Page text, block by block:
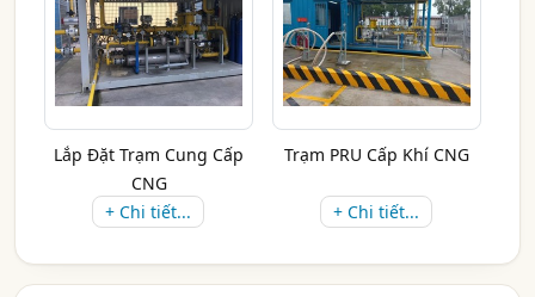
Lắp Đặt Trạm Cung Cấp
CNG
+ Chi tiết...
Trạm PRU Cấp Khí CNG
+ Chi tiết...